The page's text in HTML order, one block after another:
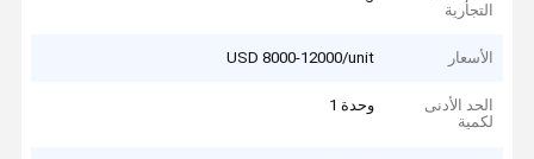
التجارية
الأسعار USD 8000-12000/unit
الحد الأدنى
لكمية
وحدة 1